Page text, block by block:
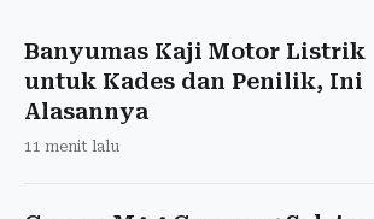
Banyumas Kaji Motor Listrik
untuk Kades dan Penilik, Ini
Alasannya
11 menit lalu